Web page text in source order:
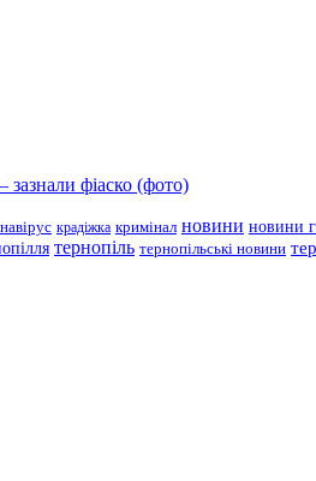
зазнали фіаско (фото)
крадіжка кримінал новини новини
тернопіль тернопільські новини